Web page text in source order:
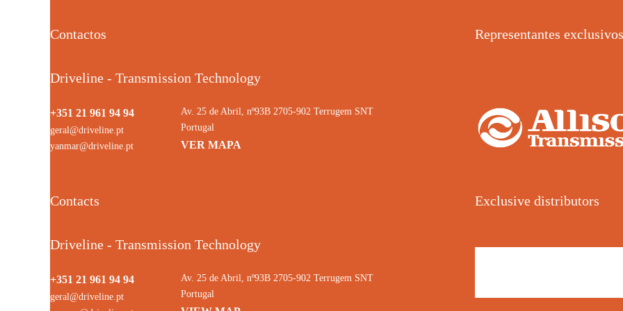
Contactos
Driveline - Transmission Technology
+351 21 961 94 94
geral@driveline.pt
yanmar@driveline.pt
Av. 25 de Abril, nº93B 2705-902 Terrugem SNT
Portugal
VER MAPA
Representantes exclusivos
Contacts
Driveline - Transmission Technology
+351 21 961 94 94
geral@driveline.pt
Av. 25 de Abril, nº93B 2705-902 Terrugem SNT
Portugal
Exclusive distributors